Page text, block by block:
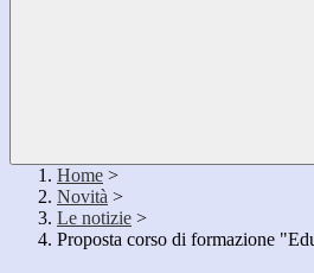
Home >
Novità >
Le notizie >
Proposta corso di formazione